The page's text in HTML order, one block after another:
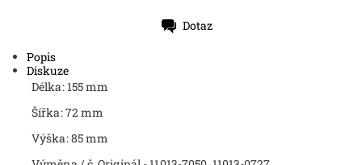
Dotaz
Popis
Diskuze
Délka: 155 mm
Šířka: 72 mm
Výška: 85 mm